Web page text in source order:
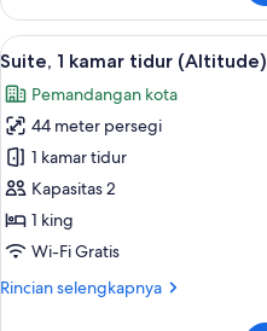
Suite,
kamar
Lihat
semua
foto
untuk
Suite,
1
kamar
tidur
6
Suite, 1 kamar tidur (Altitude)
Pemandangan kota
44 meter persegi
1 kamar tidur
Kapasitas 2
1 king
Wi-Fi Gratis
Rincian selengkapnya
Rincian